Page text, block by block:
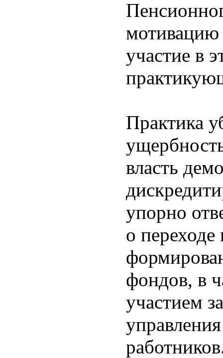
мотивацию
участие в
Практика
власть
упорно
о
фондов, в
участием